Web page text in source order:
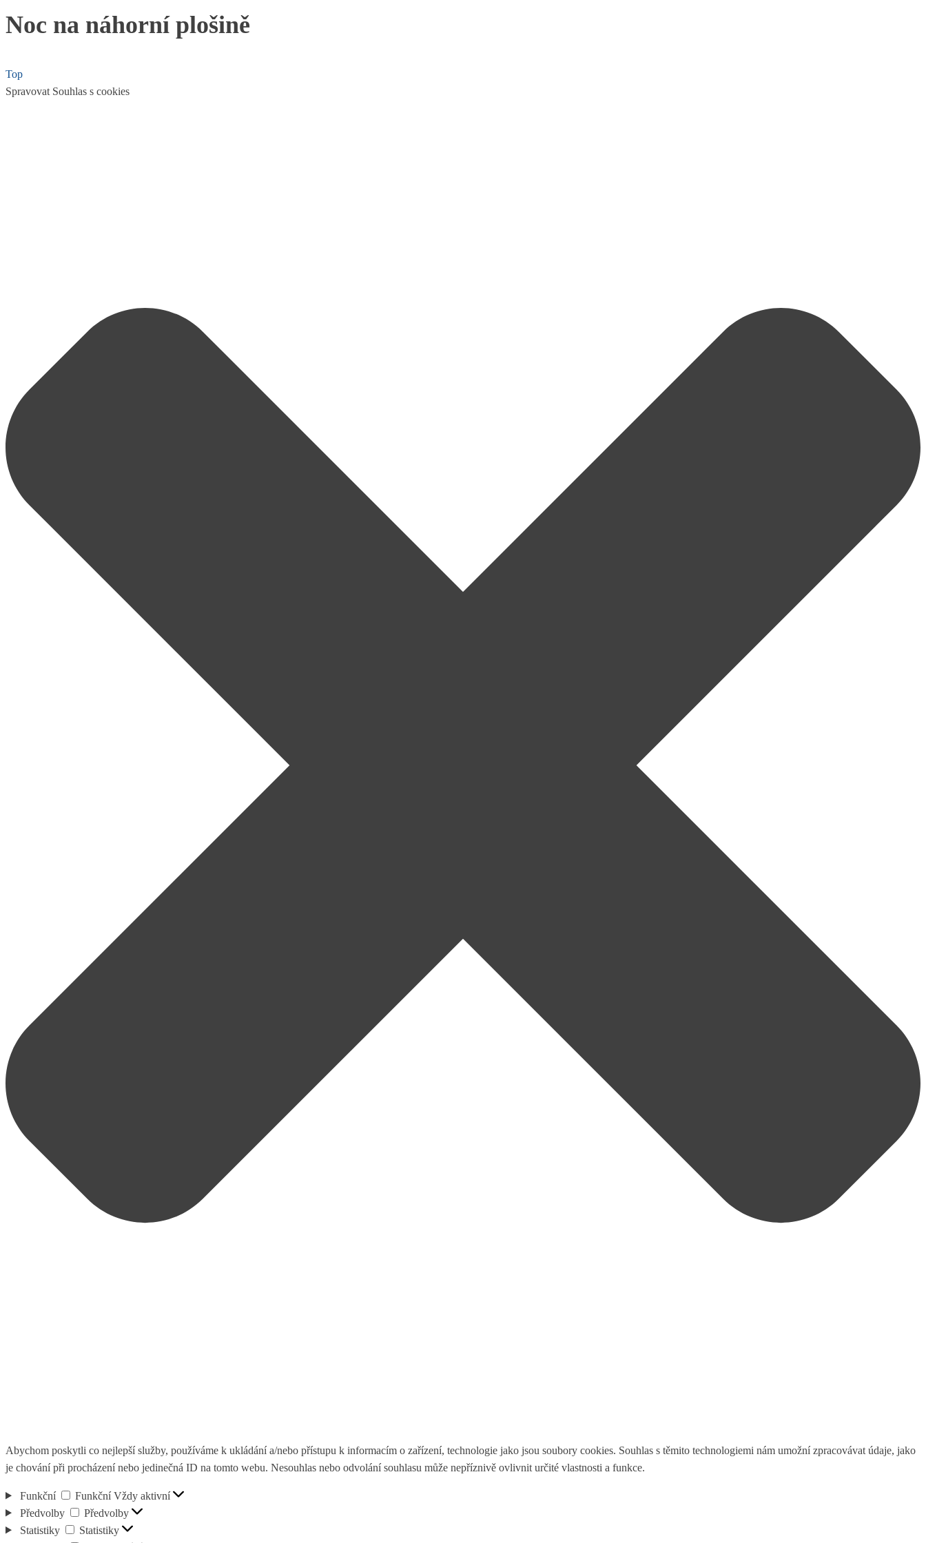
Noc na náhorní plošině
Top
Spravovat Souhlas s cookies
Abychom poskytli co nejlepší služby, používáme k ukládání a/nebo přístupu k informacím o zařízení, technologie jako jsou soubory cookies. Souhlas s těmito technologiemi nám umožní zpracovávat údaje, jako
je chování při procházení nebo jedinečná ID na tomto webu. Nesouhlas nebo odvolání souhlasu může nepříznivě ovlivnit určité vlastnosti a funkce.
Funkční Funkční Vždy aktivní
Předvolby
Předvolby
Statistiky
Statistiky